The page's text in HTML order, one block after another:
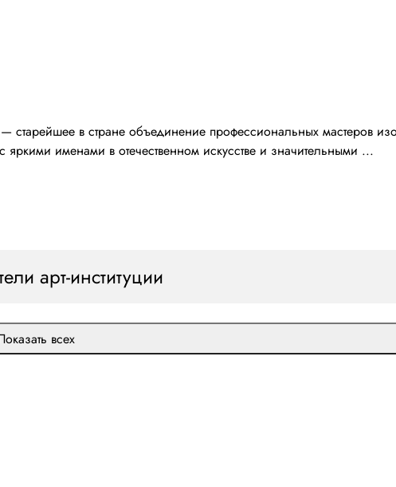
в стране объединение профессиональных мастеров
именами в отечественном искусстве и значительными ...
арт-институции
всех